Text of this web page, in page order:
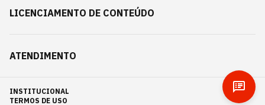
LICENCIAMENTO DE CONTEÚDO
ATENDIMENTO
INSTITUCIONAL
TERMOS DE USO